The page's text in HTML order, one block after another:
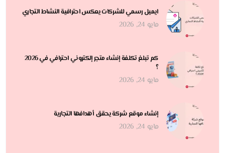
ايميل رسمي للشركات يعكس احترافية النشاط التجاري
مايو 24, 2026
كم تبلغ تكلفة إنشاء متجر إلكتروني احترافي في 2026
؟
مايو 24, 2026
إنشاء موقع شركة يحقق أهدافها التجارية
مايو 24, 2026